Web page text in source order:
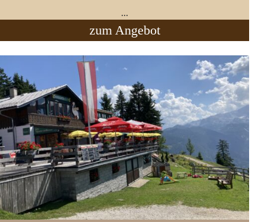
...
zum Angebot